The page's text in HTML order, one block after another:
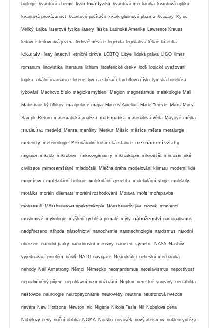
biologie kvantová chemie kvantová fyzika kvantová mechanika kvantová optika
kvantová provázanost kvantové počítače kvark-gluonové plazma kvasary Kyros
Veliký Lajka laserová fyzika lasery láska Latinská Amerika Lawrence Krauss
ledovce ledovcová jezera ledové měsíce legenda legislativa lékařská etika
lékařství lesy letectví letniční církve LGBTQ Libye lidská práva LIGO limes
romanum lingvistika literatura lithium litosferické desky lodě logické uvažování
logika lokální invariance loterie lovci a sběrači Ludolfovo číslo lymská borelióza
lyžování Machovo číslo magické myšlení Magion magnetismus malakologie Mali
Malostranský hřbitov manipulace mapa Marcus Aurelius Marie Terezie Mars Mars
Sample Return matematická analýza matematika materiálová věda Mayové média
medicína medvěd Mensa menšiny Merkur Měsíc měsíce města metalurgie
meteority meteorologie Mezinárodní kosmická stanice mezinárodní vztahy
migrace mikrobi mikrobiom mikroorganismy mikroskopie mikrosvět mimozemské
civilizace mimozemšťané mladočeši Mléčná dráha modelování klimatu moderní lidé
mojmírovci molekulární biologie molekulární genetika molekulární stroje molekuly
morálka morální dilemata morální rozhodování Morava moře mořeplavba
mosasauři Mössbauerova spektroskopie Mössbauerův jev mozek mravenci
muslimové mykologie myšlení rychlé a pomalé mýty náboženství nacionalismus
nadpřirozeno náhoda námořnictví nanochemie nanotechnologie narcismus národní
obrození národní parky národnostní menšiny narušení symetrií NASA Nashův
vyjednávací problém násilí NATO navigace Neandrtálci nebeská mechanika
nehody Neil Armstrong Němci Německo neomarxismus neoslavismus nepoctivost
nepodmíněný příjem nepohlavní rozmnožování Neptun nerostné suroviny nestabilita
neštovice neurologie neuropsychiatrie neurovědy neutrina neutronová hvězda
nevěra New Horizons Newton nic Nigérie Nikola Tesla Nil Nobelova cena
Nobelovy ceny noční obloha NOMA Norsko novověk nový ateismus nukleosyntéza